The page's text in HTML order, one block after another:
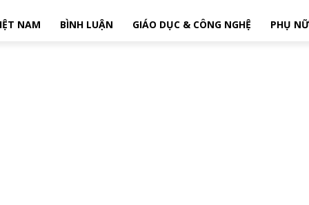
NAM BÌNH LUẬN GIÁO DỤC & CÔNG NGHỆ PHỤ NỮ